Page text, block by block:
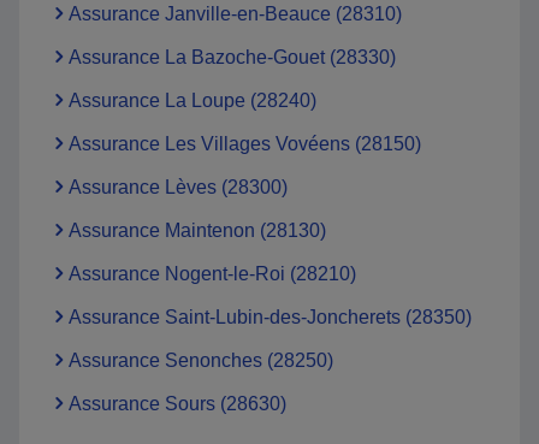
Assurance Janville-en-Beauce (28310)
Assurance La Bazoche-Gouet (28330)
Assurance La Loupe (28240)
Assurance Les Villages Vovéens (28150)
Assurance Lèves (28300)
Assurance Maintenon (28130)
Assurance Nogent-le-Roi (28210)
Assurance Saint-Lubin-des-Joncherets (28350)
Assurance Senonches (28250)
Assurance Sours (28630)